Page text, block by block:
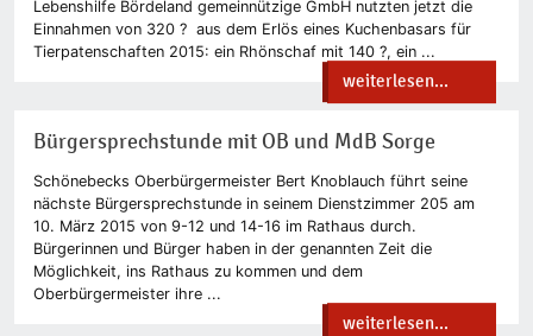
Lebenshilfe Bördeland gemeinnützige GmbH nutzten jetzt die
Einnahmen von 320 ? aus dem Erlös eines Kuchenbasars für
Tierpatenschaften 2015: ein Rhönschaf mit 140 ?, ein ...
weiterlesen...
Bürgersprechstunde mit OB und MdB Sorge
Schönebecks Oberbürgermeister Bert Knoblauch führt seine
nächste Bürgersprechstunde in seinem Dienstzimmer 205 am
10. März 2015 von 9-12 und 14-16 im Rathaus durch.
Bürgerinnen und Bürger haben in der genannten Zeit die
Möglichkeit, ins Rathaus zu kommen und dem
Oberbürgermeister ihre ...
weiterlesen...